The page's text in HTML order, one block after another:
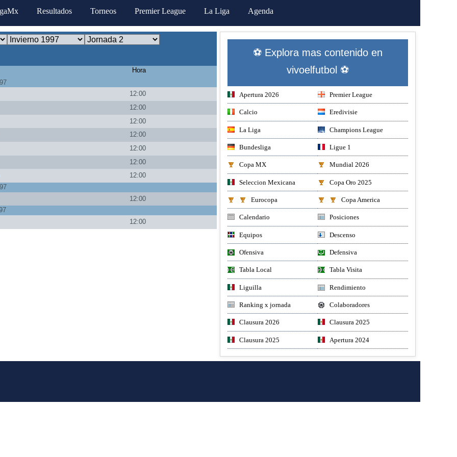
Resultados Torneos Premier League La Liga Agenda
Hora
12:00
12:00
12:00
12:00
12:00
12:00
12:00
12:00
12:00
⚽ Explora mas contenido en
vivoelfutbol ⚽
Apertura 2026 Premier League
Calcio Eredivisie
La Liga Champions League
Bundesliga Ligue 1
Copa MX Mundial 2026
Seleccion Mexicana Copa Oro 2025
Eurocopa Copa America
Calendario Posiciones
Equipos Descenso
Ofensiva Defensiva
Tabla Local Tabla Visita
Liguilla Rendimiento
Ranking x jornada Colaboradores
Clausura 2026 Clausura 2025
Clausura 2025 Apertura 2024